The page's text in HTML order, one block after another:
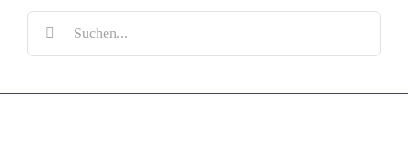
Suche
nach: